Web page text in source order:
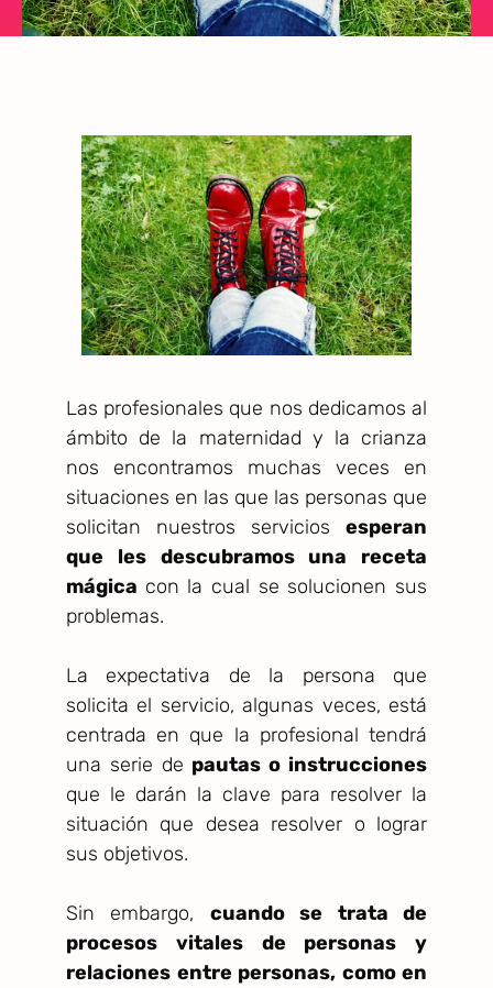
Las profesionales que nos dedicamos al
ámbito de la maternidad y la crianza
nos encontramos muchas veces en
situaciones en las que las personas que
solicitan nuestros servicios esperan
que les descubramos una receta
mágica con la cual se solucionen sus
problemas.
La expectativa de la persona que
solicita el servicio, algunas veces, está
centrada en que la profesional tendrá
una serie de pautas o instrucciones
que le darán la clave para resolver la
situación que desea resolver o lograr
sus objetivos.
Sin embargo, cuando se trata de
procesos vitales de personas y
relaciones entre personas, como en